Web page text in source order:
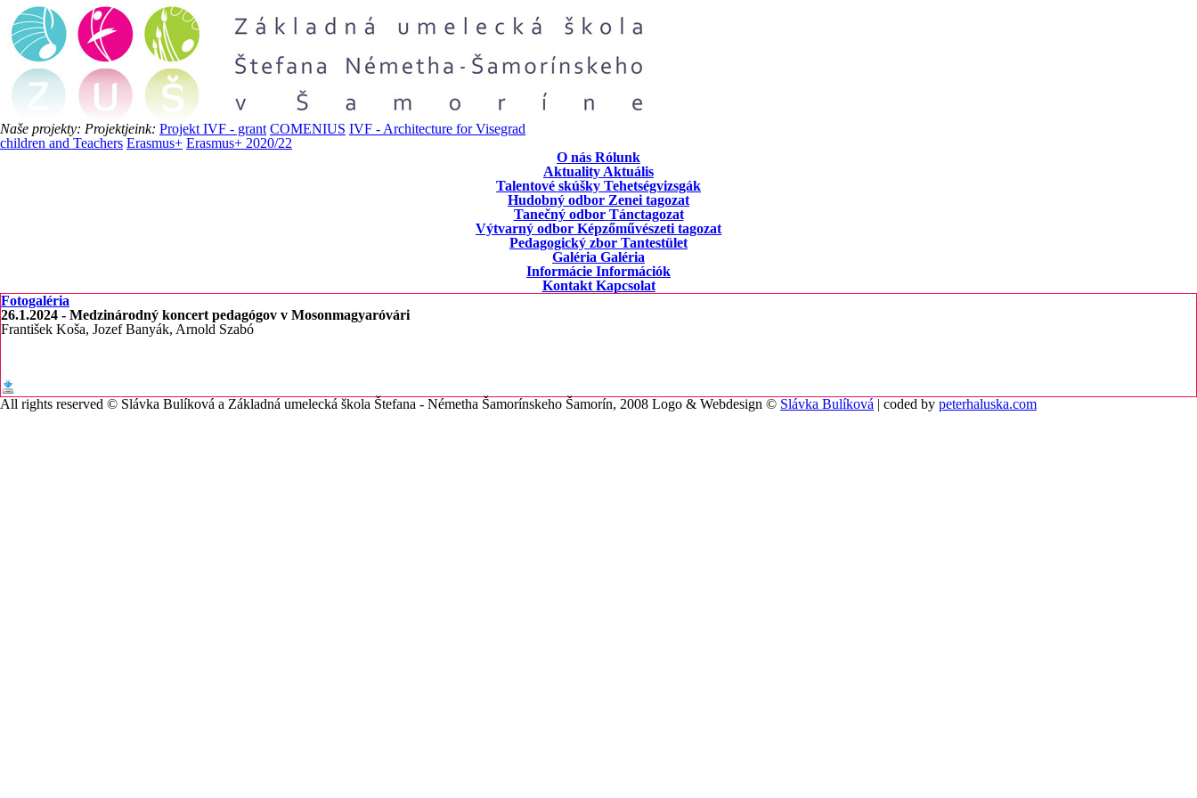
Naše projekty: Projektjeink: Projekt IVF - grant COMENIUS IVF - Architecture for Visegrad
children and Teachers Erasmus+ Erasmus+ 2020/22
O nás Rólunk
Aktuality Aktuális
Talentové skúšky Tehetségvizsgák
Hudobný odbor Zenei tagozat
Tanečný odbor Tánctagozat
Výtvarný odbor Képzőművészeti tagozat
Pedagogický zbor Tantestület
Galéria Galéria
Informácie Információk
Kontakt Kapcsolat
Fotogaléria
26.1.2024 - Medzinárodný koncert pedagógov v Mosonmagyaróvári
František Koša, Jozef Banyák, Arnold Szabó
All rights reserved © Slávka Bulíková a Základná umelecká škola Štefana - Németha Šamorínskeho Šamorín, 2008 Logo & Webdesign © Slávka Bulíková | coded by peterhaluska.com